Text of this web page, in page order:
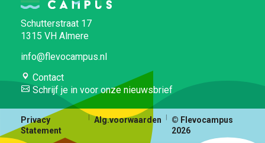
Schutterstraat 17
1315 VH Almere
info@flevocampus.nl
Contact
Schrijf je in voor onze nieuwsbrief
Privacy
Statement
Alg.voorwaarden
© Flevocampus
2026